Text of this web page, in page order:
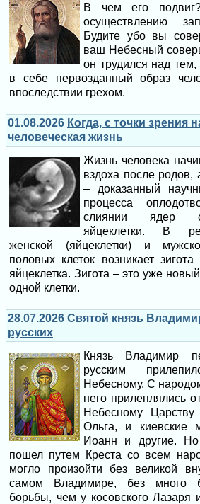
В чем его
осуществлению
Будите убо вы
ваш Небесный
он трудился над тем,
в себе первозданный образ
впоследствии грехом.
01.08.2026 Когда, с точки зрения
человеческая жизнь
Жизнь человека
вздоха после родов,
– доказанный
процесса
слиянии ядер
яйцеклетки. В
женской (яйцеклетки) и
половых клеток возникает
яйцеклетка. Зигота – это уже
одной клетки.
28.07.2026 Святой князь
русских
Князь Владимир
русским
Небесному. С
него прилеплялись
Небесному
Ольга, и киевские
Иоанн и другие.
пошел путем Креста со всем
могло произойти без великой
самом Владимире, без много
борьбы, чем у косовского Лазаря